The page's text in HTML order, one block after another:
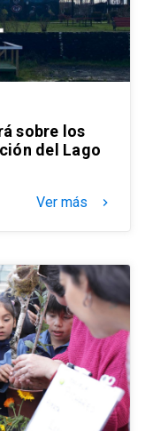
sobre los
del Lago
Ver más keyboard_arrow_right